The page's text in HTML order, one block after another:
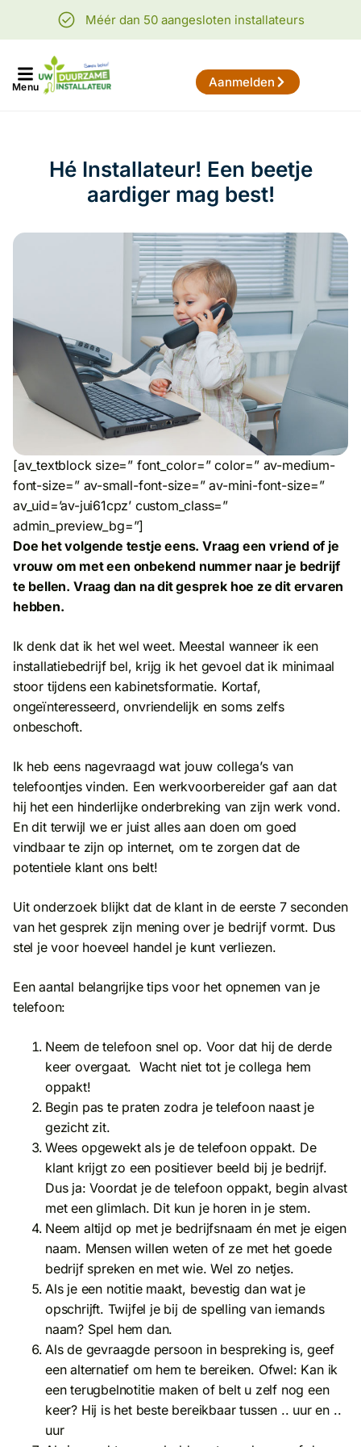
Méér dan 50 aangesloten installateurs
Menu Aanmelden
Hé Installateur! Een beetje
aardiger mag best!
[av_textblock size=” font_color=” color=” av-medium-
font-size=” av-small-font-size=” av-mini-font-size=”
av_uid=’av-jui61cpz’ custom_class=”
admin_preview_bg=”]
Doe het volgende testje eens. Vraag een vriend of je
vrouw om met een onbekend nummer naar je bedrijf
te bellen. Vraag dan na dit gesprek hoe ze dit ervaren
hebben.
Ik denk dat ik het wel weet. Meestal wanneer ik een
installatiebedrijf bel, krijg ik het gevoel dat ik minimaal
stoor tijdens een kabinetsformatie. Kortaf,
ongeïnteresseerd, onvriendelijk en soms zelfs
onbeschoft.
Ik heb eens nagevraagd wat jouw collega’s van
telefoontjes vinden. Een werkvoorbereider gaf aan dat
hij het een hinderlijke onderbreking van zijn werk vond.
En dit terwijl we er juist alles aan doen om goed
vindbaar te zijn op internet, om te zorgen dat de
potentiele klant ons belt!
Uit onderzoek blijkt dat de klant in de eerste 7 seconden
van het gesprek zijn mening over je bedrijf vormt. Dus
stel je voor hoeveel handel je kunt verliezen.
Een aantal belangrijke tips voor het opnemen van je
telefoon:
Neem de telefoon snel op. Voor dat hij de derde
keer overgaat. Wacht niet tot je collega hem
oppakt!
Begin pas te praten zodra je telefoon naast je
gezicht zit.
Wees opgewekt als je de telefoon oppakt. De
klant krijgt zo een positiever beeld bij je bedrijf.
Dus ja: Voordat je de telefoon oppakt, begin alvast
met een glimlach. Dit kun je horen in je stem.
Neem altijd op met je bedrijfsnaam én met je eigen
naam. Mensen willen weten of ze met het goede
bedrijf spreken en met wie. Wel zo netjes.
Als je een notitie maakt, bevestig dan wat je
opschrijft. Twijfel je bij de spelling van iemands
naam? Spel hem dan.
Als de gevraagde persoon in bespreking is, geef
een alternatief om hem te bereiken. Ofwel: Kan ik
een terugbelnotitie maken of belt u zelf nog een
keer? Hij is het beste bereikbaar tussen .. uur en ..
uur